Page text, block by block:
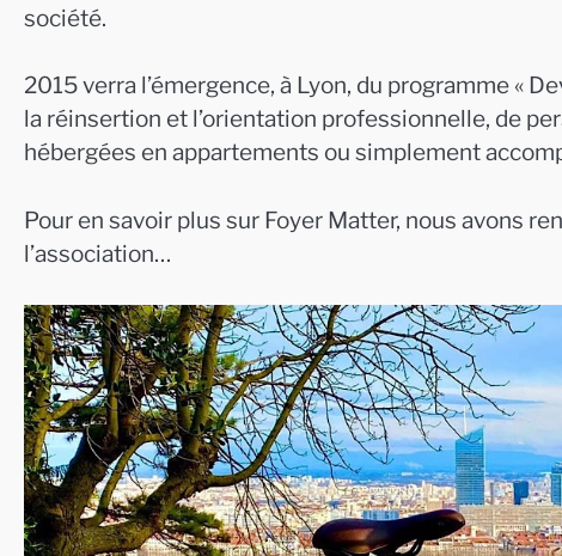
société.
2015 verra l’émergence, à Lyon, du programme «
la réinsertion et l’orientation professionnelle, de
hébergées en appartements ou simplement
Pour en savoir plus sur Foyer Matter, nous avons
l’association…